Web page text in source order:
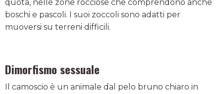
quota, nelle zone rocciose che comprendono anche
boschi e pascoli. I suoi zoccoli sono adatti per
muoversi su terreni difficili.
Dimorfismo sessuale
Il camoscio è un animale dal pelo bruno chiaro in